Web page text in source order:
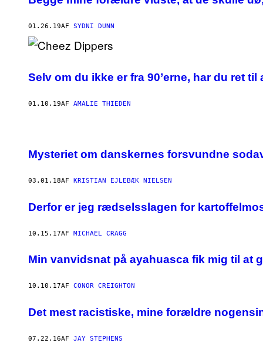
01.26.19AF SYDNI DUNN
Selv om du ikke er fra 90’erne, har du ret
01.10.19AF AMALIE THIEDEN
Mysteriet om danskernes forsvundne
03.01.18AF KRISTIAN EJLEBÆK NIELSEN
Derfor er jeg rædselsslagen for
10.15.17AF MICHAEL CRAGG
Min vanvidsnat på ayahuasca fik mig til
10.10.17AF CONOR CREIGHTON
Det mest racistiske, mine forældre
07.22.16AF JAY STEPHENS